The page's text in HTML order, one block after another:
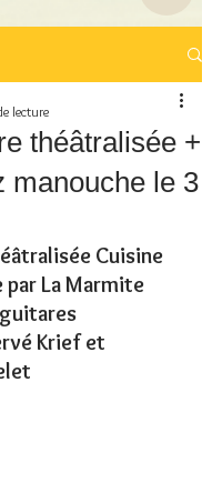
théâtralisée +
manouche le 3
lecture
Cuisine
par La Marmite
Krief et